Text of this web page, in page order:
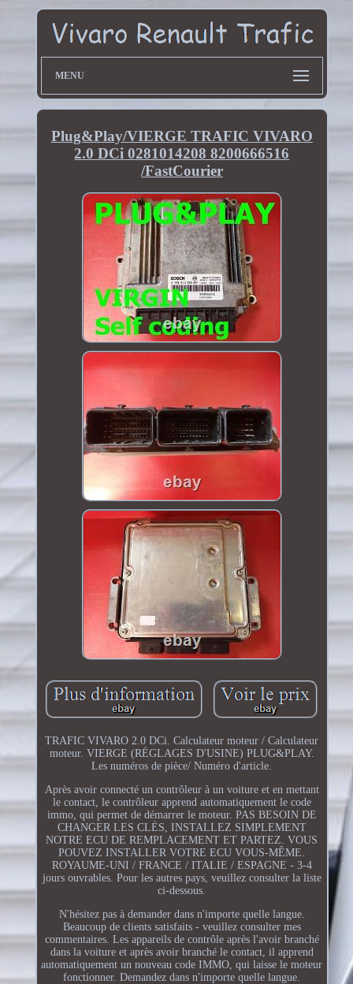
MENU
Plug&Play/VIERGE TRAFIC VIVARO
2.0 DCi 0281014208 8200666516
/FastCourier
TRAFIC VIVARO 2.0 DCi. Calculateur moteur / Calculateur
moteur. VIERGE (RÉGLAGES D'USINE) PLUG&PLAY.
Les numéros de pièce/ Numéro d'article.
Après avoir connecté un contrôleur à un voiture et en mettant
le contact, le contrôleur apprend automatiquement le code
immo, qui permet de démarrer le moteur. PAS BESOIN DE
CHANGER LES CLÉS, INSTALLEZ SIMPLEMENT
NOTRE ECU DE REMPLACEMENT ET PARTEZ. VOUS
POUVEZ INSTALLER VOTRE ECU VOUS-MÊME.
ROYAUME-UNI / FRANCE / ITALIE / ESPAGNE - 3-4
jours ouvrables. Pour les autres pays, veuillez consulter la liste
ci-dessous.
N'hésitez pas à demander dans n'importe quelle langue.
Beaucoup de clients satisfaits - veuillez consulter mes
commentaires. Les appareils de contrôle après l'avoir branché
dans la voiture et après avoir branché le contact, il apprend
automatiquement un nouveau code IMMO, qui laisse le moteur
fonctionner. Demandez dans n'importe quelle langue.